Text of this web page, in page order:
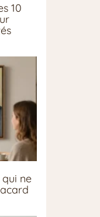
10
ne